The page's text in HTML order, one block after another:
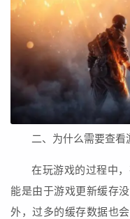
二、为什么需要查看
在玩游戏的过程中
能是由于游戏更新缓存
外，过多的缓存数据也